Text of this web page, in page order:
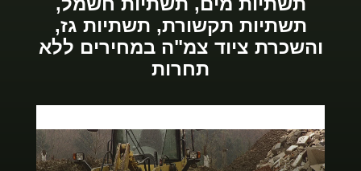
תשתיות תקשורת, תשתיות גז,
והשכרת ציוד צמ"ה במחירים ללא
תחרות